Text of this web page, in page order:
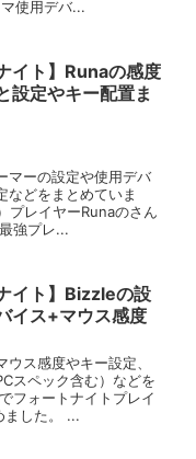
使用デバ...
イト】Runaの感度
設定やキー配置ま
マーの設定や使用デバ
などをまとめていま
プレイヤーRunaのさん
強プレ...
イト】Bizzleの設
イス+マウス感度
ス感度やキー設定、
スペック含む）などを
フォートナイトプレイ
ました。 ...